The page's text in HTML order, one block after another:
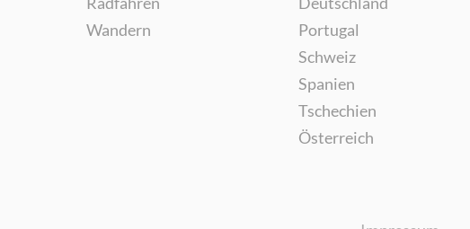
Wandern
Portugal
Schweiz
Spanien
Tschechien
Österreich